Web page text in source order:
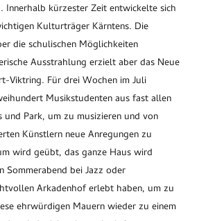
Innerhalb kürzester Zeit entwickelte sich
Kulturträger Kärntens. Die
die schulischen Möglichkeiten
Ausstrahlung erzielt aber das Neue
Viktring. Für drei Wochen im Juli
Musikstudenten aus fast allen
und Park, um zu musizieren und von
Künstlern neue Anregungen zu
wird geübt, das ganze Haus wird
Sommerabend bei Jazz oder
Arkadenhof erlebt haben, um zu
ehrwürdigen Mauern wieder zu einem